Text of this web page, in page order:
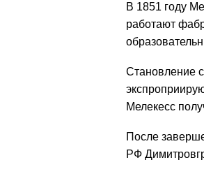
В 1851 году
работают
Становление
Мелекесс
После
РФ